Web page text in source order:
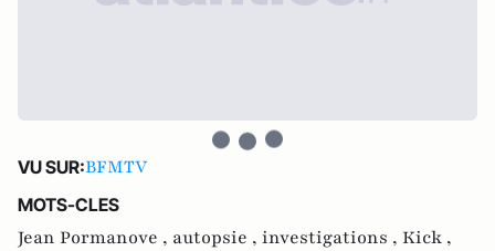
VU SUR:BFMTV
MOTS-CLES
Jean Pormanove , autopsie , investigations , Kick ,